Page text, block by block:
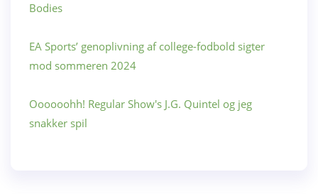
Bodies
EA Sports’ genoplivning af college-fodbold sigter
mod sommeren 2024
Oooooohh! Regular Show's J.G. Quintel og jeg
snakker spil